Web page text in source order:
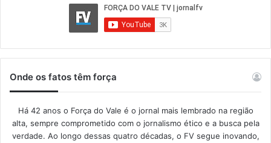
Onde os fatos têm força
Há 42 anos o Força do Vale é o jornal mais lembrado na região
alta, sempre comprometido com o jornalismo ético e a busca pela
verdade. Ao longo dessas quatro décadas, o FV segue inovando,